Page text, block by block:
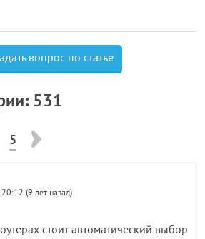
вопрос по статье
531
5
(9 лет назад)
стоит автоматический выбор